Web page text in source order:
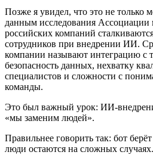
Позже я увидел, что это не
данным исследования Ассоциации
российских компаний
сотрудников при внедрении ИИ.
компании называют интеграцию с
безопасность данных, нехватку
специалистов и сложности с
команды.
Это был важный урок: ИИ-
«мы заменим людей».
Правильнее говорить так: бот
люди остаются на сложных случаях.